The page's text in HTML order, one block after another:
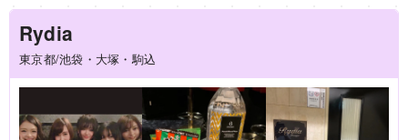
Rydia
東京都/池袋・大塚・駒込